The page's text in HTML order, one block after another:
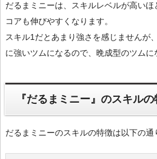
だるまミニーは、スキルレベルが高い
コアも伸びやすくなります。
スキル1だとあまり強さを感じませんが
に強いツムになるので、晩成型のツムに
『だるまミニー』のスキル
だるまミニーのスキルの特徴は以下の通